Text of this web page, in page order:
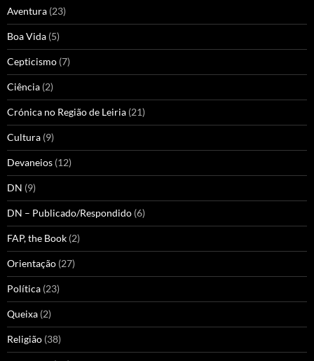
Aventura (23)
Boa Vida (5)
Cepticismo (7)
Ciência (2)
Crónica no Região de Leiria (21)
Cultura (9)
Devaneios (12)
DN (9)
DN – Publicado/Respondido (6)
FAP, the Book (2)
Orientação (27)
Política (23)
Queixa (2)
Religião (38)